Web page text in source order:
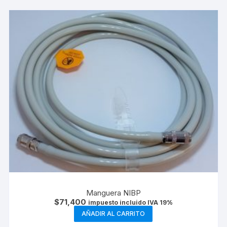
Manguera NIBP
$71,400 impuesto incluido IVA 19%
AÑADIR AL CARRITO